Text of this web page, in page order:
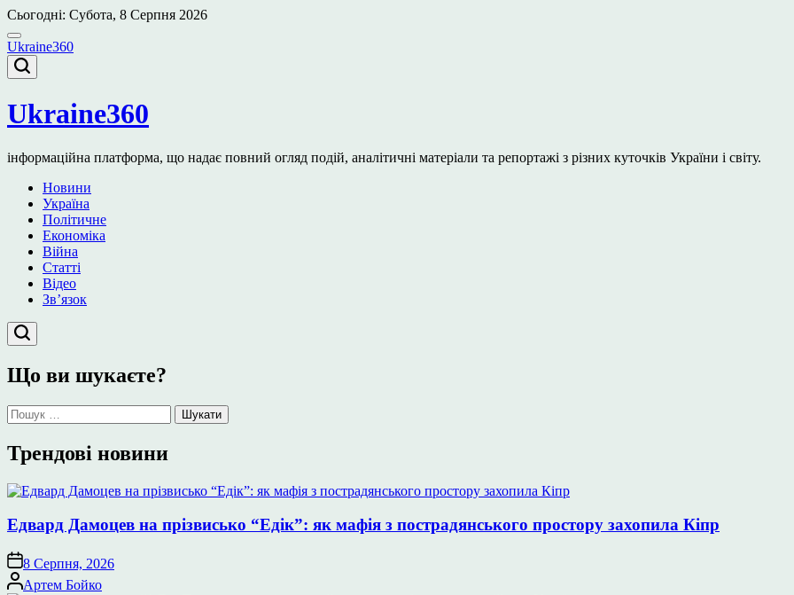
Перейти
до
вмісту
Сьогодні: Субота, 8 Серпня 2026
Ukraine360
Ukraine360
інформаційна платформа, що надає повний огляд подій, аналітичні матеріали та репортажі з різних куточків України і світу.
Новини
Україна
Політичне
Економіка
Війна
Статті
Відео
Зв’язок
Що ви шукаєте?
Пошук:
Трендові новини
Едвард Дамоцев на прізвисько “Едік”: як мафія з пострадянського простору захопила Кіпр
8 Серпня, 2026
Опубліковано
Артем Бойко